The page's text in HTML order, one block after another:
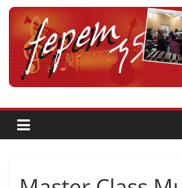
Passer
contenu
Fédération
pour
la